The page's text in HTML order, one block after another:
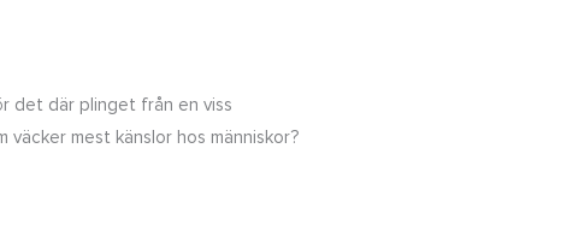
det där plinget från en viss
mest känslor hos människor?